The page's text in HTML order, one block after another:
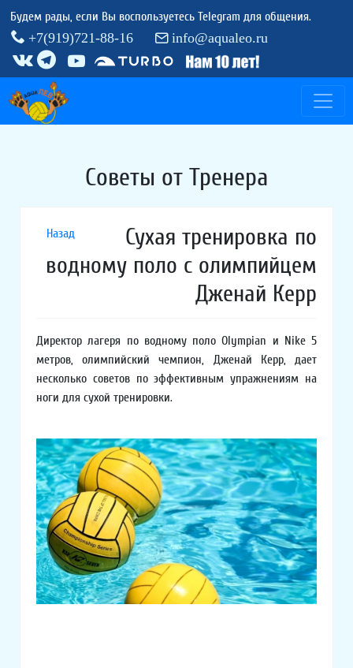
Будем рады, если Вы воспользуетесь Telegram для общения.
+7(919)721-88-16
info@aqualeo.ru
Советы от Тренера
Назад
Сухая тренировка по
водному поло с олимпийцем
Дженай Керр
Директор лагеря по водному поло Olympian и Nike 5
метров, олимпийский чемпион, Дженай Керр, дает
несколько советов по эффективным упражнениям на
ноги для сухой тренировки.